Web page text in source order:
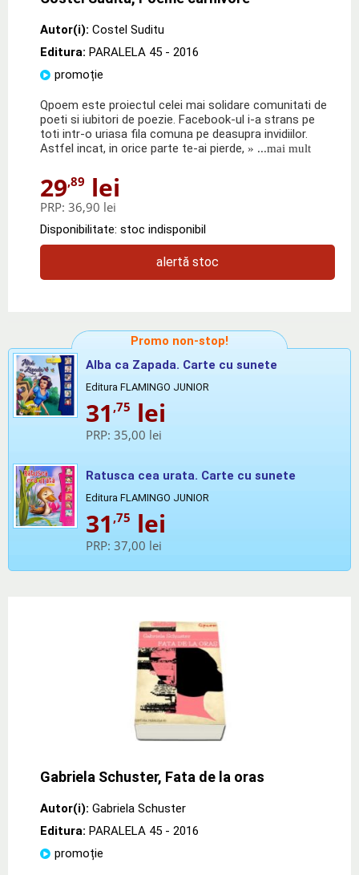
Autor(i): Costel Suditu
Editura: PARALELA 45 - 2016
promoție
Qpoem este proiectul celei mai solidare comunitati de
poeti si iubitori de poezie. Facebook-ul i-a strans pe
toti intr-o uriasa fila comuna pe deasupra invidiilor.
Astfel incat, in orice parte te-ai pierde, » ...mai mult
29,89 lei
PRP: 36,90 lei
Disponibilitate: stoc indisponibil
alertă stoc
Promo non-stop!
Alba ca Zapada. Carte cu sunete
Editura FLAMINGO JUNIOR
31 ,75 lei
PRP: 35,00 lei
Ratusca cea urata. Carte cu sunete
Editura FLAMINGO JUNIOR
31 ,75 lei
PRP: 37,00 lei
Gabriela Schuster, Fata de la oras
Autor(i): Gabriela Schuster
Editura: PARALELA 45 - 2016
promoție